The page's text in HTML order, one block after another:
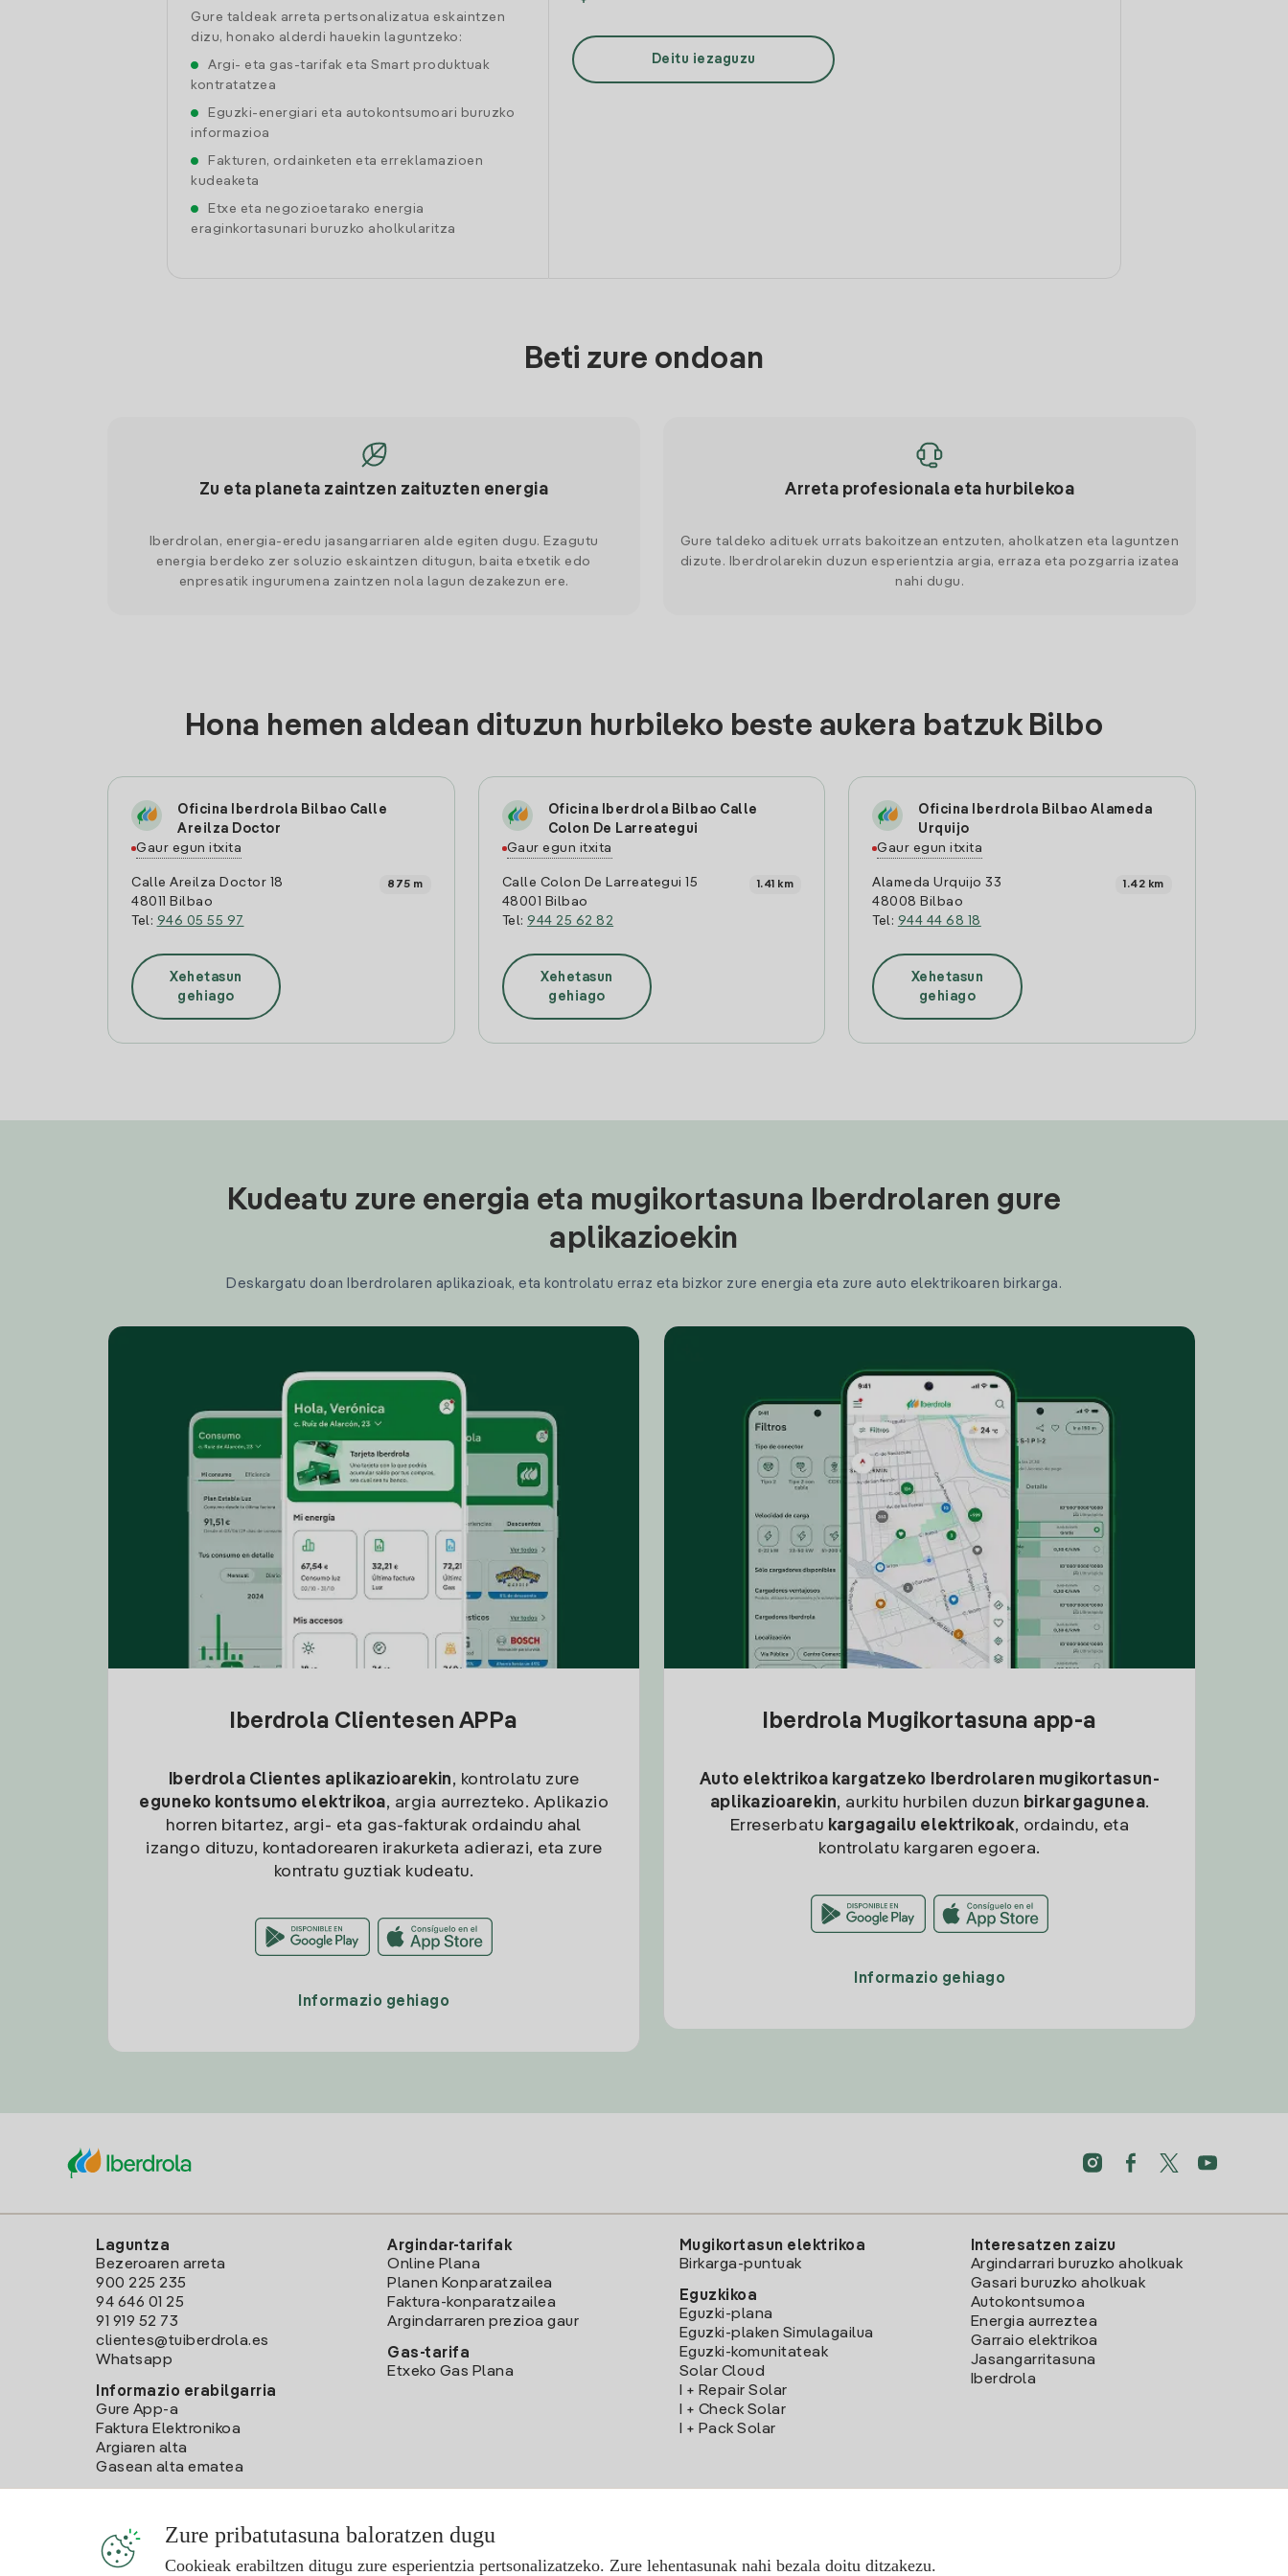
Gure taldeak arreta pertsonalizatua eskaintzen
dizu, honako alderdi hauekin laguntzeko:
Argi- eta gas-tarifak eta Smart produktuak
kontratatzea
Eguzki-energiari eta autokontsumoari buruzko
informazioa
Fakturen, ordainketen eta erreklamazioen
kudeaketa
Etxe eta negozioetarako energia
eraginkortasunari buruzko aholkularitza
Deitu iezaguzu
Beti zure ondoan
Zu eta planeta zaintzen zaituzten energia
Iberdrolan, energia-eredu jasangarriaren alde egiten dugu. Ezagutu
energia berdeko zer soluzio eskaintzen ditugun, baita etxetik edo
enpresatik ingurumena zaintzen nola lagun dezakezun ere.
Arreta profesionala eta hurbilekoa
Gure taldeko adituek urrats bakoitzean entzuten, aholkatzen eta laguntzen
dizute. Iberdrolarekin duzun esperientzia argia, erraza eta pozgarria izatea
nahi dugu.
Hona hemen aldean dituzun hurbileko beste aukera batzuk Bilbo
Oficina Iberdrola Bilbao Calle
Areilza Doctor
Gaur egun itxita
Calle Areilza Doctor 18
48011 Bilbao
Tel: 946 05 55 97
875 m
Xehetasun
gehiago
Oficina Iberdrola Bilbao Calle
Colon De Larreategui
Gaur egun itxita
Calle Colon De Larreategui 15
48001 Bilbao
Tel:944 25 62 82
1.41 km
Xehetasun
gehiago
Oficina Iberdrola Bilbao Alameda
Urquijo
Gaur egun itxita
Alameda Urquijo 33
48008 Bilbao
Tel: 944 44 68 18
1.42 km
Xehetasun
gehiago
Kudeatu zure energia eta mugikortasuna Iberdrolaren gure
aplikazioekin
Deskargatu doan Iberdrolaren aplikazioak, eta kontrolatu erraz eta bizkor zure energia eta zure auto elektrikoaren birkarga.
Iberdrola Clientesen APPa
Iberdrola Clientes aplikazioarekin, kontrolatu zure
eguneko kontsumo elektrikoa, argia aurrezteko. Aplikazio
horren bitartez, argi- eta gas-fakturak ordaindu ahal
izango dituzu, kontadorearen irakurketa adierazi, eta zure
kontratu guztiak kudeatu.
Informazio gehiago
Iberdrola Mugikortasuna app-a
Auto elektrikoa kargatzeko
Iberdrolaren mugikortasun-
aplikazioarekin, aurkitu hurbilen duzun birkargagunea.
Erreserbatu kargagailu elektrikoak, ordaindu, eta
kontrolatu kargaren egoera.
Informazio gehiago
Laguntza
Bezeroaren arreta
900 225 235
94 646 01 25
91 919 52 73
clientes@tuiberdrola.es
Whatsapp
Informazio erabilgarria
Gure App-a
Faktura Elektronikoa
Argiaren alta
Gasean alta ematea
Argindar-tarifak
Online Plana
Planen Konparatzailea
Faktura-konparatzailea
Argindarraren prezioa gaur
Gas-tarifa
Etxeko Gas Plana
Mugikortasun elektrikoa
Birkarga-puntuak
Eguzkikoa
Eguzki-plana
Eguzki-plaken Simulagailua
Eguzki-komunitateak
Solar Cloud
I + Repair Solar
I + Check Solar
I + Pack Solar
Interesatzen zaizu
Argindarrari buruzko aholkuak
Gasari buruzko aholkuak
Autokontsumoa
Energia aurreztea
Garraio elektrikoa
Jasangarritasuna
Iberdrola
Zure pribatutasuna baloratzen dugu
Cookieak erabiltzen ditugu zure esperientzia pertsonalizatzeko. Zure lehentasunak nahi bezala doitu ditzakezu.